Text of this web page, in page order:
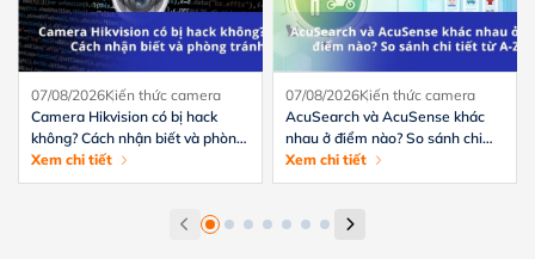
07/08/2026Kiến thức camera
Camera Hikvision có bị hack
không? Cách nhận biết và phòng
tránh hiệu quả
Xem chi tiết
07/08/2026Kiến thức camera
AcuSearch và AcuSense khác
nhau ở điểm nào? So sánh chi
tiết từ A-Z
Xem chi tiết